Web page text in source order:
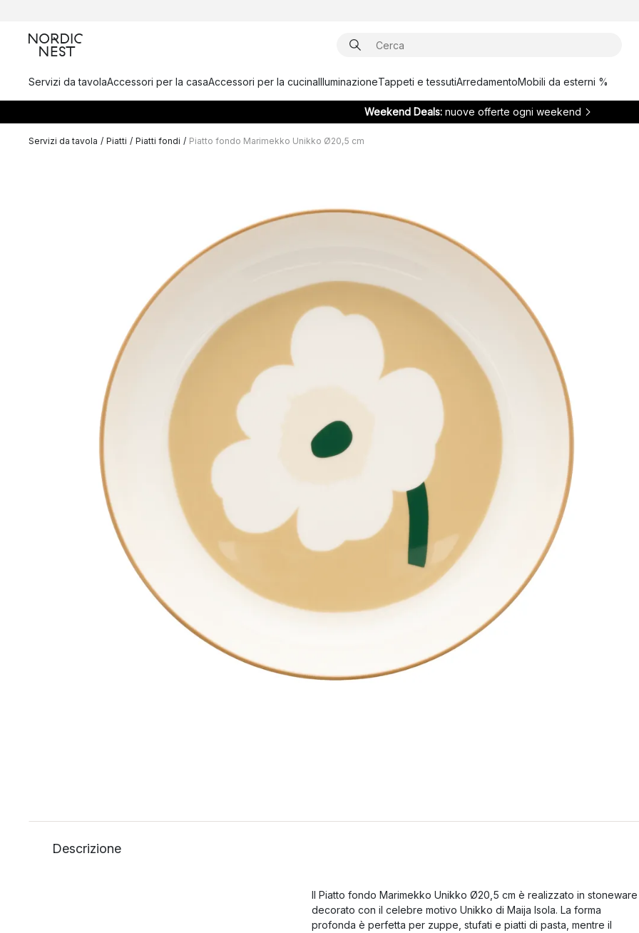
Servizi da tavolaAccessori per la casaAccessori per la cucinaIlluminazioneTappeti e tessutiArredamentoMobili da esterni %
Weekend Deals: nuove offerte ogni weekend
Servizi da tavola / Piatti / Piatti fondi / Piatto fondo Marimekko Unikko Ø20,5 cm
Descrizione
Il Piatto fondo Marimekko Unikko Ø20,5 cm è realizzato in
decorato con il celebre motivo Unikko di Maija Isola. La forma
profonda è perfetta per zuppe, stufati e piatti di pasta, mentre il